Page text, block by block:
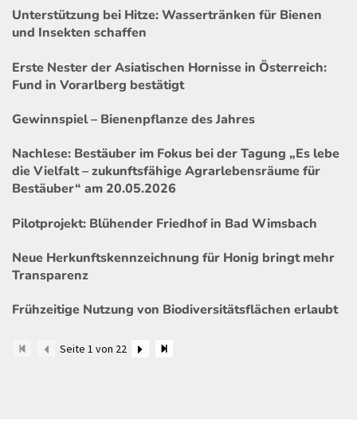
Unterstützung bei Hitze: Wassertränken für Bienen
und Insekten schaffen
Erste Nester der Asiatischen Hornisse in Österreich:
Fund in Vorarlberg bestätigt
Gewinnspiel – Bienenpflanze des Jahres
Nachlese: Bestäuber im Fokus bei der Tagung „Es lebe
die Vielfalt – zukunftsfähige Agrarlebensräume für
Bestäuber“ am 20.05.2026
Pilotprojekt: Blühender Friedhof in Bad Wimsbach
Neue Herkunftskennzeichnung für Honig bringt mehr
Transparenz
Frühzeitige Nutzung von Biodiversitätsflächen erlaubt
Seite 1 von 22